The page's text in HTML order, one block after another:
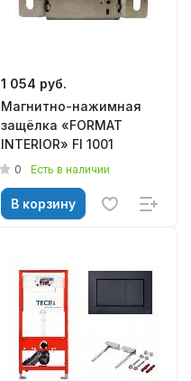
1 054 руб.
Магнитно-нажимная
защёлка «FORMAT
INTERIOR» FI 1001
0 Есть в наличии
В корзину